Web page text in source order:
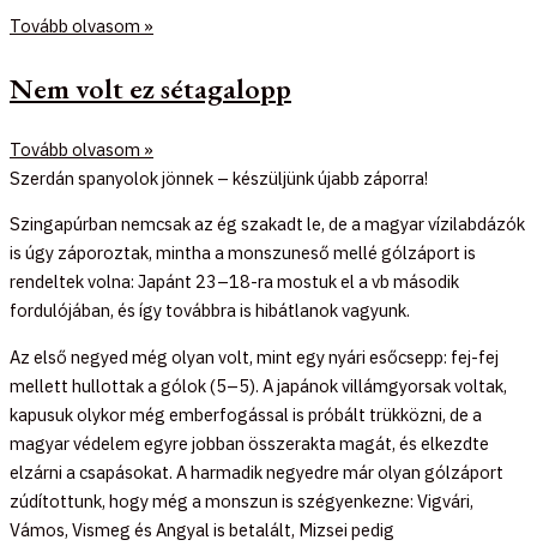
Tovább olvasom »
Nem volt ez sétagalopp
Tovább olvasom »
Szerdán spanyolok jönnek – készüljünk újabb záporra!
Szingapúrban nemcsak az ég szakadt le, de a magyar vízilabdázók
is úgy záporoztak, mintha a monszuneső mellé gólzáport is
rendeltek volna: Japánt 23–18-ra mostuk el a vb második
fordulójában, és így továbbra is hibátlanok vagyunk.
Az első negyed még olyan volt, mint egy nyári esőcsepp: fej-fej
mellett hullottak a gólok (5–5). A japánok villámgyorsak voltak,
kapusuk olykor még emberfogással is próbált trükközni, de a
magyar védelem egyre jobban összerakta magát, és elkezdte
elzárni a csapásokat. A harmadik negyedre már olyan gólzáport
zúdítottunk, hogy még a monszun is szégyenkezne: Vigvári,
Vámos, Vismeg és Angyal is betalált, Mizsei pedig